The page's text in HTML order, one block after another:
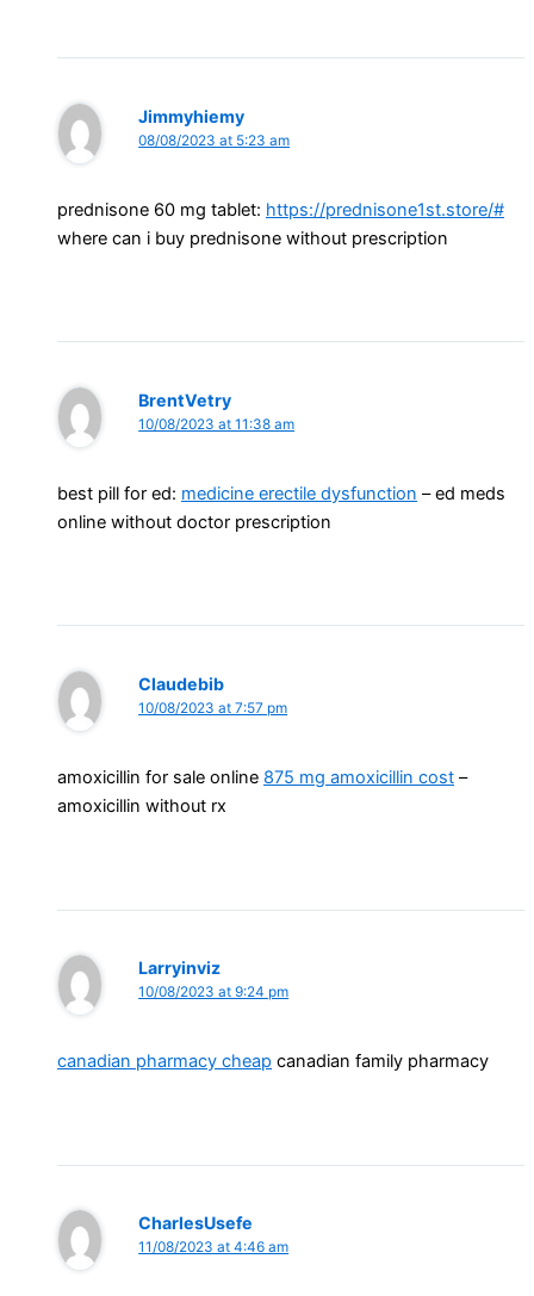
Jimmyhiemy
08/08/2023 at 5:23 am
prednisone 60 mg tablet: https://prednisone1st.store/#
where can i buy prednisone without prescription
BrentVetry
10/08/2023 at 11:38 am
best pill for ed: medicine erectile dysfunction – ed meds
online without doctor prescription
Claudebib
10/08/2023 at 7:57 pm
amoxicillin for sale online 875 mg amoxicillin cost –
amoxicillin without rx
Larryinviz
10/08/2023 at 9:24 pm
canadian pharmacy cheap canadian family pharmacy
CharlesUsefe
11/08/2023 at 4:46 am